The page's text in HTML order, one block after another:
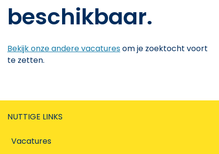
beschikbaar.
Bekijk onze andere vacaturesom je zoektocht voort
te zetten.
NUTTIGE LINKS
Vacatures